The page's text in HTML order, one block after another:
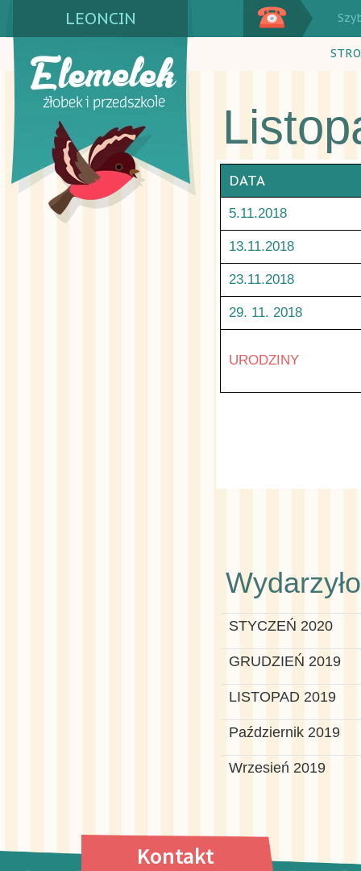
Kontakt
LEONCIN
DATA
5.11.2018
13.11.2018
23.11.2018
29. 11. 2018
URODZINY
STYCZEŃ 2020
GRUDZIEŃ 2019
LISTOPAD 2019
Październik 2019
Wrzesień 2019